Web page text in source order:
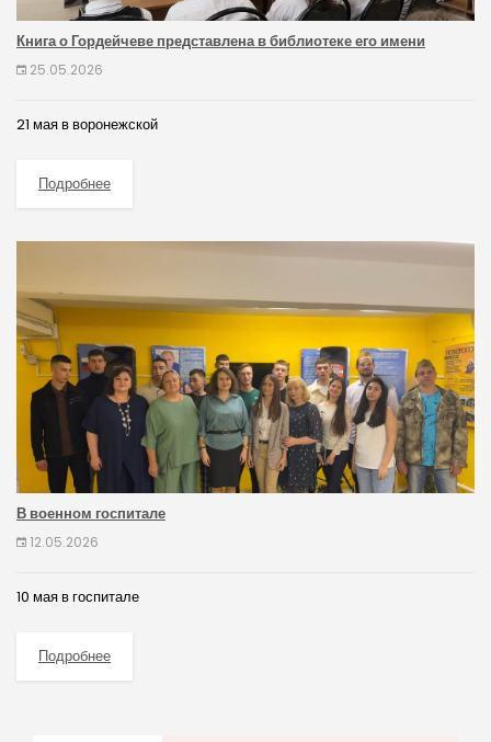
Книга о Гордейчеве представлена в библиотеке его имени
25.05.2026
21 мая в воронежской
Подробнее
В военном госпитале
12.05.2026
10 мая в госпитале
Подробнее